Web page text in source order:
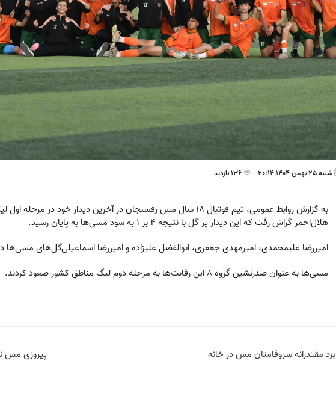
شنبه 25 بهمن 1404 20:14 136 بازدید
به گزارش روابط عمومی، تیم فوتبال ۱۸ سال مس رفسنجان در آخرین دیدار خود
هلال‌احمر گراش رفت که این دیدار پر گل با نتیجه ۴ بر ۱ به سود مسی‌ها به پایان رسید.
امیررضا علیمحمدی، امیرمهدی جعفری، ابوالفضل علیزاده و امیررضا اسماعیلی‌گل‌های مسی‌ها در
مسی‌ها به عنوان صدرنشین گروه ۸ این رقابت‌ها به مرحله دوم لیگ مناطق کشور صعود کردند.
پیروزی مس برد مقتدرانه سروقامتان مس در خانه